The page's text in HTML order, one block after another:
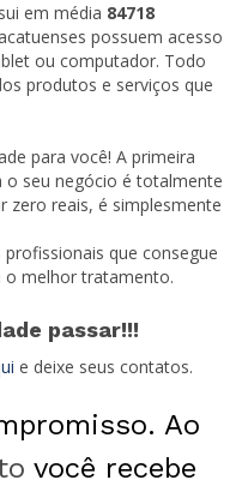
em média 84718
possuem acesso
ou computador. Todo
produtos e serviços que
para você! A primeira
seu negócio é totalmente
zero reais, é simplesmente
que consegue
o melhor tratamento.
passar!!!
e deixe seus contatos.
Ao
você recebe